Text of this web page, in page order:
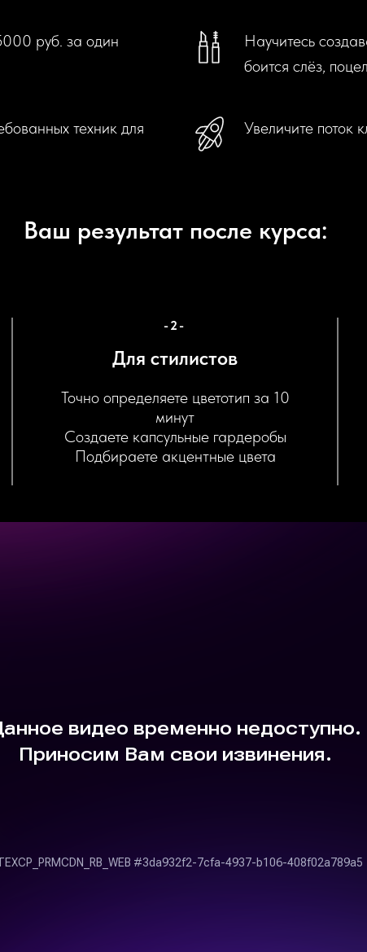
руб. за один
Научитесь
боится слёз,
техник для
Увеличите поток
Ваш результат после курса:
-2-
Для стилистов
Точно определяете цветотип за 10
минут
Создаете капсульные гардеробы
Подбираете акцентные цвета